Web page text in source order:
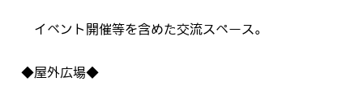
イベント開催等を含めた交流スペース。
◆屋外広場◆